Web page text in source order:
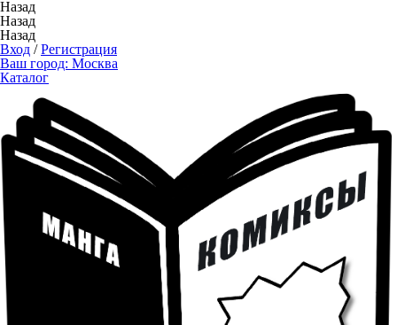
Назад
Назад
Назад
Вход /Регистрация
Ваш город: Москва
Каталог